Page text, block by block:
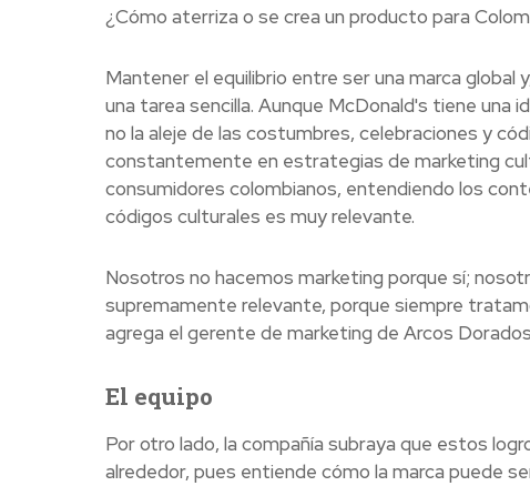
¿Cómo aterriza o se crea un producto para
Mantener el equilibrio entre ser una marca
una tarea sencilla. Aunque McDonald's tiene una
no la aleje de las costumbres, celebraciones y
constantemente en estrategias de marketing
consumidores colombianos, entendiendo los
códigos culturales es muy relevante.
Nosotros no hacemos marketing porque sí;
supremamente relevante, porque siempre
agrega el gerente de marketing de Arcos
El equipo
Por otro lado, la compañía subraya que estos
alrededor, pues entiende cómo la marca puede